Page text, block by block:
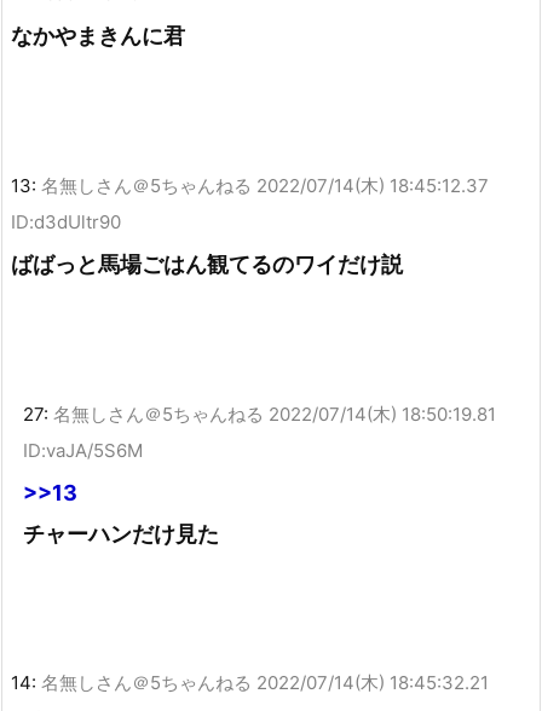
なかやまきんに君
13: 名無しさん＠5ちゃんねる 2022/07/14(木) 18:45:12.37
ID:d3dUltr90
ばばっと馬場ごはん観てるのワイだけ説
27: 名無しさん＠5ちゃんねる 2022/07/14(木) 18:50:19.81
ID:vaJA/5S6M
>>13
チャーハンだけ見た
14: 名無しさん＠5ちゃんねる 2022/07/14(木) 18:45:32.21